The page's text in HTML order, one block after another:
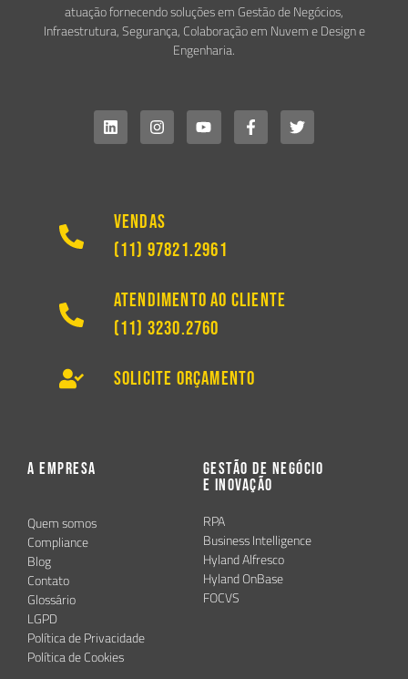
atuação fornecendo soluções em Gestão de Negócios,
Infraestrutura, Segurança, Colaboração em Nuvem e Design e
Engenharia.
Vendas
(11) 97821.2961
Atendimento ao Cliente
(11) 3230.2760
Solicite Orçamento
A Empresa
Quem somos
Compliance
Blog
Contato
Glossário
LGPD
Política de Privacidade
Política de Cookies
Gestão de Negócio
e Inovação
RPA
Business Intelligence
Hyland Alfresco
Hyland OnBase
FOCVS